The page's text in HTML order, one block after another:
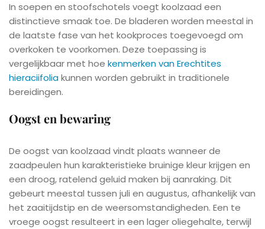
In soepen en stoofschotels voegt koolzaad een
distinctieve smaak toe. De bladeren worden meestal in
de laatste fase van het kookproces toegevoegd om
overkoken te voorkomen. Deze toepassing is
vergelijkbaar met hoe kenmerken van Erechtites
hieraciifoliakunnen worden gebruikt in traditionele
bereidingen.
Oogst en bewaring
De oogst van koolzaad vindt plaats wanneer de
zaadpeulen hun karakteristieke bruinige kleur krijgen en
een droog, ratelend geluid maken bij aanraking. Dit
gebeurt meestal tussen juli en augustus, afhankelijk van
het zaaitijdstip en de weersomstandigheden. Een te
vroege oogst resulteert in een lager oliegehalte, terwijl